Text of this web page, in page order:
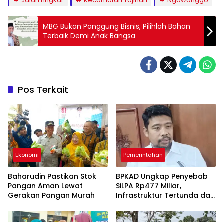
MBG Bukan Panggung Bisnis, Pilihlah Bahan
Terbaik Demi Anak Bangsa
Pos Terkait
Ekonomi
Baharudin Pastikan Stok
Pangan Aman Lewat
Gerakan Pangan Murah
Pemerintahan
BPKAD Ungkap Penyebab
SiLPA Rp477 Miliar,
Infrastruktur Tertunda dan